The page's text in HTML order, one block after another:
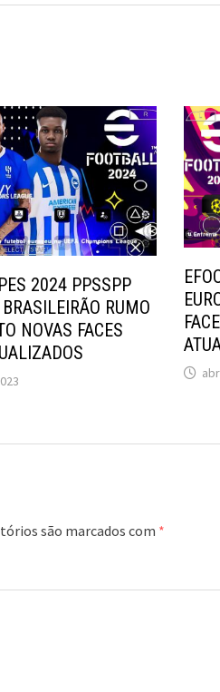
2024 PPSSPP
RUMO
NOVAS FACES
são marcados com *